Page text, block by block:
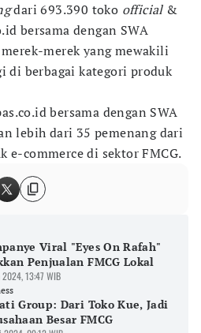
dari 693.390 toko official&
bersama dengan SWA
merek yang mewakili
berbagai kategori produk
bersama dengan SWA
lebih dari 35 pemenang dari
e-commerce di sektor FMCG.
Viral "Eyes On Rafah"
Penjualan FMCG Lokal
2024, 13:47 WIB
Group: Dari Toko Kue, Jadi
Besar FMCG